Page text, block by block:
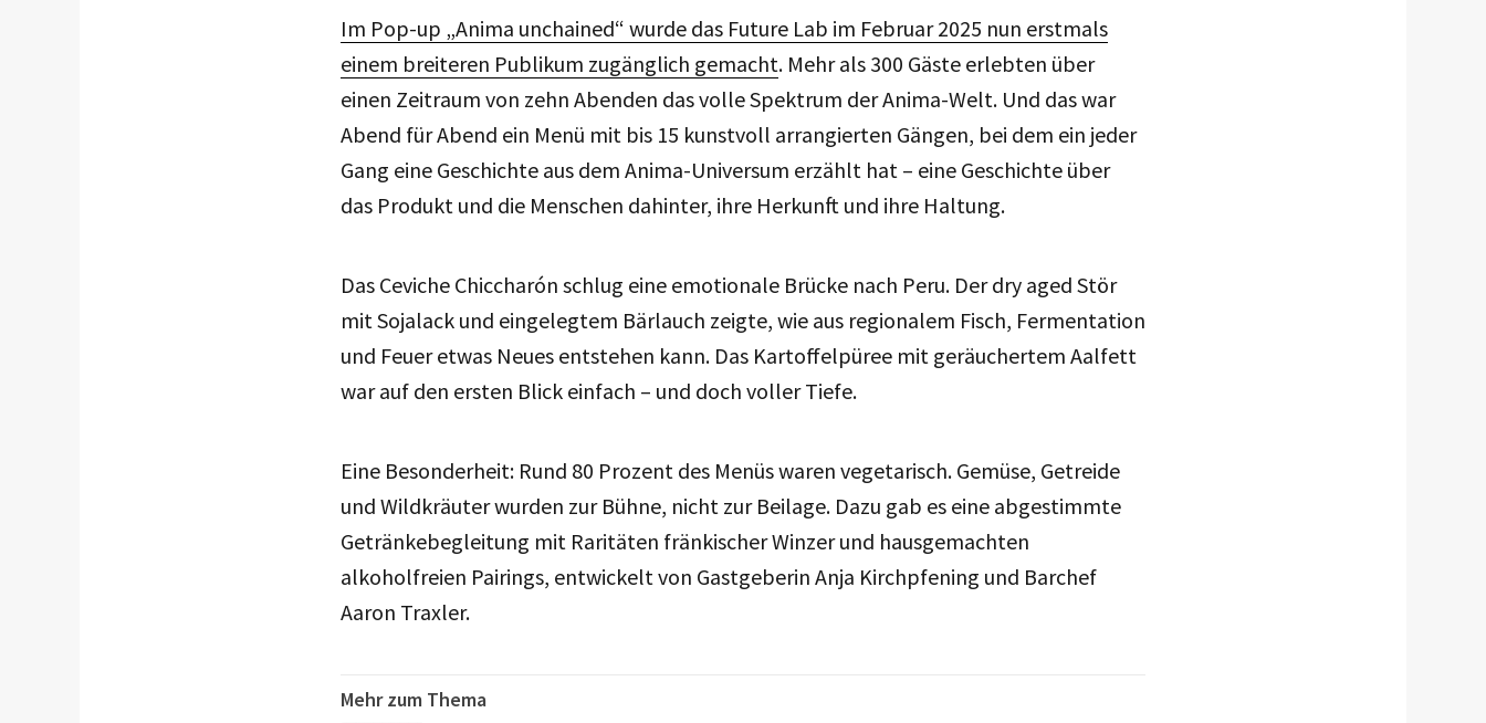
Im Pop-up „Anima unchained“ wurde das Future Lab im Februar 2025 nun erstmals
einem breiteren Publikum zugänglich gemacht. Mehr als 300 Gäste erlebten über
einen Zeitraum von zehn Abenden das volle Spektrum der Anima-Welt. Und das war
Abend für Abend ein Menü mit bis 15 kunstvoll arrangierten Gängen, bei dem ein jeder
Gang eine Geschichte aus dem Anima-Universum erzählt hat – eine Geschichte über
das Produkt und die Menschen dahinter, ihre Herkunft und ihre Haltung.
Das Ceviche Chiccharón schlug eine emotionale Brücke nach Peru. Der dry aged Stör
mit Sojalack und eingelegtem Bärlauch zeigte, wie aus regionalem Fisch, Fermentation
und Feuer etwas Neues entstehen kann. Das Kartoffelpüree mit geräuchertem Aalfett
war auf den ersten Blick einfach – und doch voller Tiefe.
Eine Besonderheit: Rund 80 Prozent des Menüs waren vegetarisch. Gemüse, Getreide
und Wildkräuter wurden zur Bühne, nicht zur Beilage. Dazu gab es eine abgestimmte
Getränkebegleitung mit Raritäten fränkischer Winzer und hausgemachten
alkoholfreien Pairings, entwickelt von Gastgeberin Anja Kirchpfening und Barchef
Aaron Traxler.
Mehr zum Thema